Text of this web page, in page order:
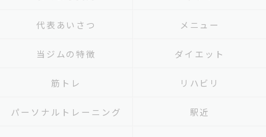
代表あいさつ メニュー
当ジムの特徴 ダイエット
筋トレ リハビリ
パーソナルトレーニング 駅近